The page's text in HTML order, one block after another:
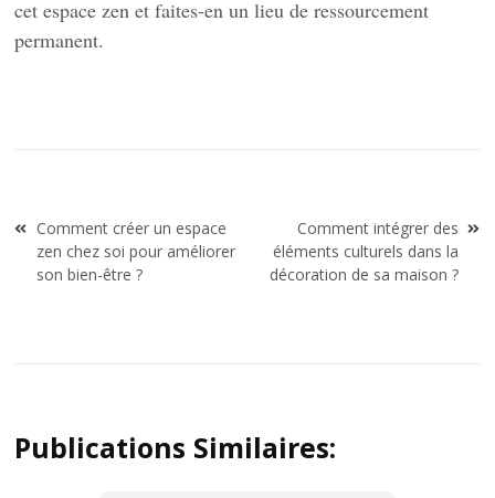
cet espace zen et faites-en un lieu de ressourcement
permanent.
Navigation
de
l’article
Comment créer un espace
zen chez soi pour améliorer
son bien-être ?
Comment intégrer des
éléments culturels dans la
décoration de sa maison ?
Publications Similaires: